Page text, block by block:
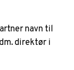
navn til
direktør i